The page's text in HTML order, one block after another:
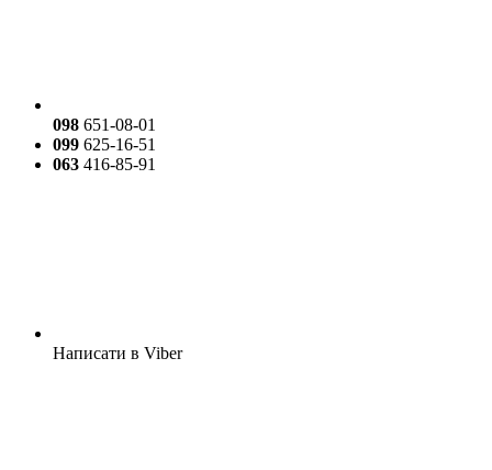
098 651-08-01
099 625-16-51
063 416-85-91
Написати в Viber